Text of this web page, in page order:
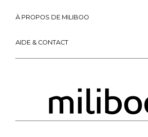
À PROPOS DE MILIBOO
AIDE & CONTACT